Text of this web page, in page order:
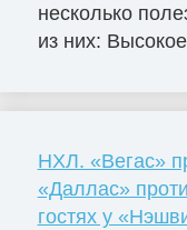
несколько
из них:
НХЛ. «Вегас»
«Даллас»
гостях у